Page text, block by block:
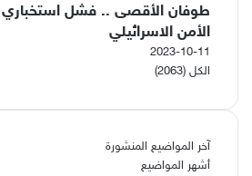
طوفان الأقصى .. فشل
الأمن الاسرائيلي
2023-10-11
الكل (2063)
آخر المواضيع المنشورة
أشهر المواضيع